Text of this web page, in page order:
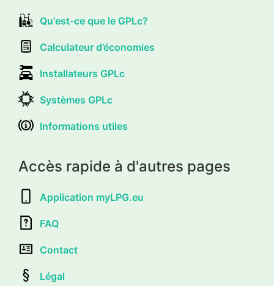
Qu'est-ce que le GPLc?
Calculateur d’économies
Installateurs GPLc
Systèmes GPLc
Informations utiles
Accès rapide à d'autres pages
Application myLPG.eu
FAQ
Contact
Légal